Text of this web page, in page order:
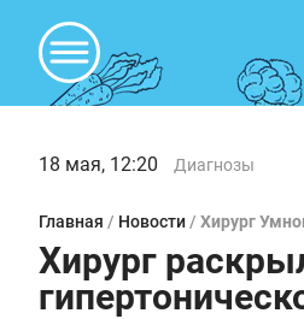
18 мая, 12:20 Диагнозы
Главная / Новости / Хирург
Хирург